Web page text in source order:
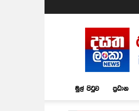
මුල් පිටුව ප්‍රධාන